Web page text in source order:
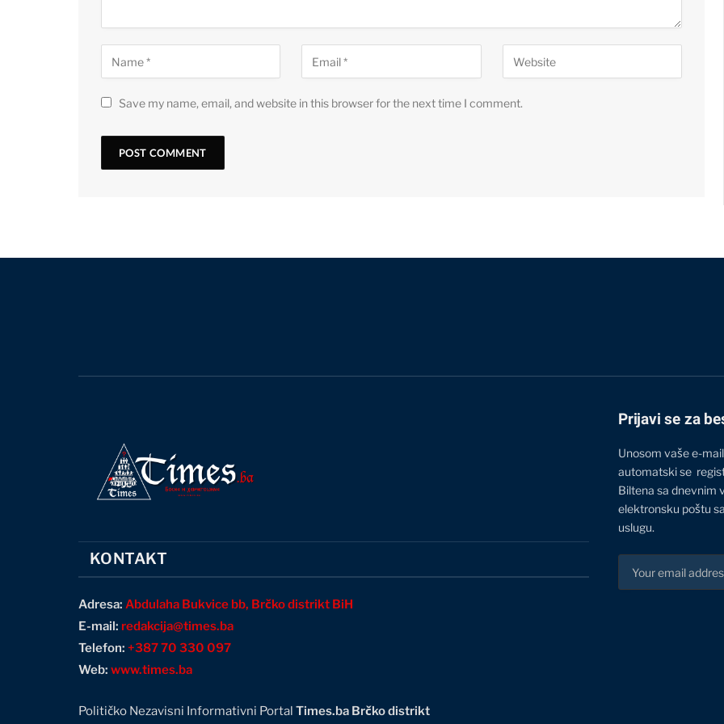
Save my name, email, and website in this browser for the next time I comment.
KONTAKT
Adresa: Abdulaha Bukvice bb, Brčko distrikt BiH
E-mail: redakcija@times.ba
Telefon: +387 70 330 097
Web: www.times.ba
Političko Nezavisni Informativni Portal Times.ba Brčko distrikt
Prijavi se za
Unosom vaše e-
automatski se
Biltena sa dnevnim
elektronsku poštu
uslugu.